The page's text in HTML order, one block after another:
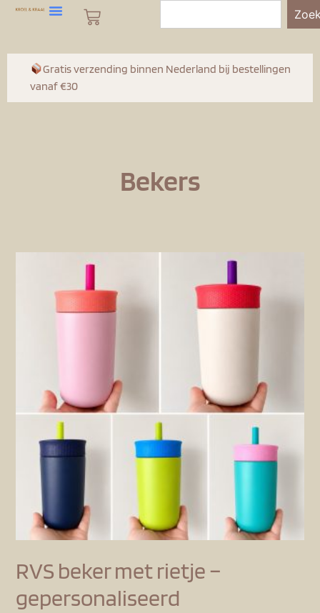
Gratis verzending binnen Nederland bij bestellingen
vanaf €30
Bekers
RVS beker met rietje –
gepersonaliseerd